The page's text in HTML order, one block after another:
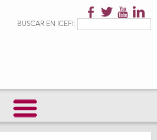
Formulario de
BUSCAR EN ICEFI: